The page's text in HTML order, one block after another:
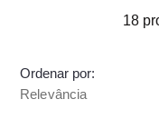
18
Ordenar por
Relevância
5º
6º luminária